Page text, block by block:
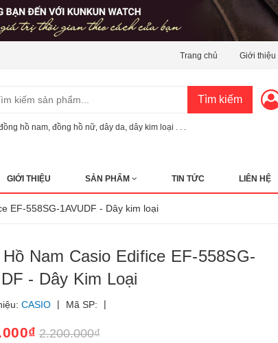
Trang chủ Giới thiệu
Tìm kiếm
hồ nam đồng hồ nữ dây da dây kim loại . . .
GIỚI THIỆU SẢN PHẨM TIN TỨC LIÊN HỆ
EF-558SG-1AVUDF - Dây kim loại
Nam Casio Edifice EF-558SG-
- Dây Kim Loại
CASIO | Mã SP: |
2.200.000₫